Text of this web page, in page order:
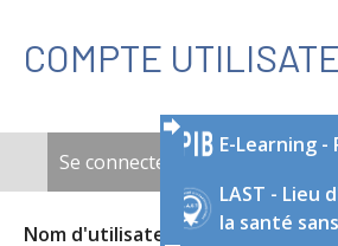
d’expertise
addictologie
Grand
E-Learning -
LAST - Lieu
la santé
COMPTE
ONGLETS
Se connecter (onglet actif)
Demander un
Nom d'utilisateur*